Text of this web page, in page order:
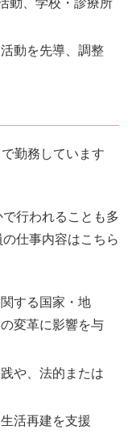
動を先導、調整
勤務しています
行われることも多
仕事内容はこちら
する国家・地
変革に影響を与
や、法的または
活再建を支援